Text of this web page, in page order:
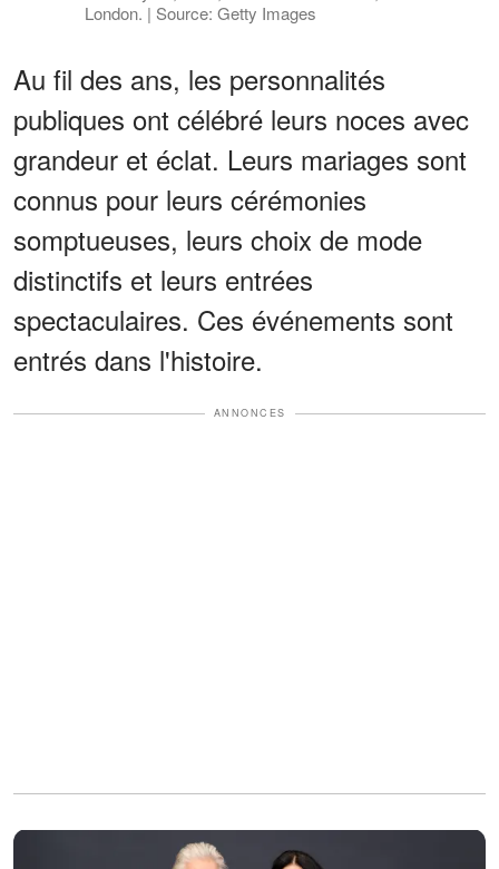
London. | Source: Getty Images
Au fil des ans, les personnalités
publiques ont célébré leurs noces avec
grandeur et éclat. Leurs mariages sont
connus pour leurs cérémonies
somptueuses, leurs choix de mode
distinctifs et leurs entrées
spectaculaires. Ces événements sont
entrés dans l'histoire.
ANNONCES